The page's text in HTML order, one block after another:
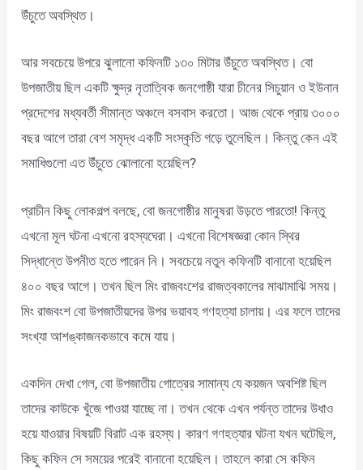
উঁচুতে অবস্থিত।
আর সবচেয়ে উপরে ঝুলানো কফিনটি ১৩০ মিটার উঁচুতে অবস্থিত। বো
উপজাতীয় ছিল একটি ক্ষুদ্র নৃতাত্বিক জনগোষ্ঠী যারা চীনের সিচুয়ান ও ইউনান
প্রদেশের মধ্যবর্তী সীমান্ত অঞ্চলে বসবাস করতো। আজ থেকে প্রায় ৩০০০
বছর আগে তারা বেশ সমৃদ্ধ একটি সংস্কৃতি গড়ে তুলেছিল। কিন্তু কেন এই
সমাধিগুলো এত উঁচুতে ঝোলানো হয়েছিল?
প্রাচীন কিছু লোকগল্প বলছে, বো জনগোষ্ঠীর মানুষরা উড়তে পারতো! কিন্তু
এখনো মূল ঘটনা এখনো রহস্যঘেরা। এখনো বিশেষজ্ঞরা কোন স্থির
সিদ্ধান্তে উপনীত হতে পারেন নি। সবচেয়ে নতুন কফিনটি বানানো হয়েছিল
৪০০ বছর আগে। তখন ছিল মিং রাজবংশের রাজত্বকালের মাঝামাঝি সময়।
মিং রাজবংশ বো উপজাতীয়দের উপর ভয়াবহ গণহত্যা চালায়। এর ফলে তাদের
সংখ্যা আশঙ্কাজনকভাবে কমে যায়।
একদিন দেখা গেল, বো উপজাতীয় গোত্রের সামান্য যে কয়জন অবশিষ্ট ছিল
তাদের কাউকে খুঁজে পাওয়া যাচ্ছে না। তখন থেকে এখন পর্যন্ত তাদের উধাও
হয়ে যাওয়ার বিষয়টি বিরাট এক রহস্য। কারণ গণহত্যার ঘটনা যখন ঘটেছিল,
কিছু কফিন সে সময়ের পরেই বানানো হয়েছিল। তাহলে কারা সে কফিন